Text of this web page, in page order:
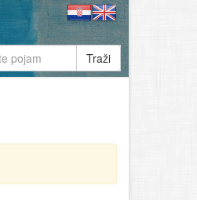
Traži